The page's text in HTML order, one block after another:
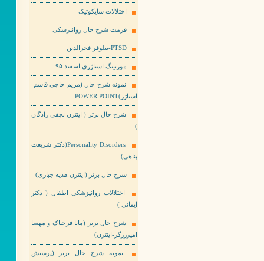
اختلالات سایکوتیک
فرمت شرح حال روانپزشکی
PTSD-نیلوفر فخرالدین
مورنینگ استاژری اسفند ۹۵
نمونه شرح حال (مریم حاجی قاسم-
استاژر)POWER POINT
شرح حال برتر ( اینترن نجفی زادگان
)
Personality Disorders(دکتر شریعت
پناهی)
شرح حال برتر (اینترن هدیه جباری)
اختلالات روانپزشکی اطفال ( دکتر
ایمانی )
شرح حال برتر (مانا فرحناک و مهسا
امیرزرگر-اینترن)
نمونه شرح حال برتر (پرستش